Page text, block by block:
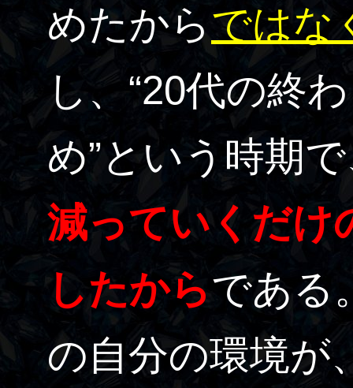
めたからではな
し、“20代の終
め”という時期
減っていくだけ
したからである
の自分の環境が